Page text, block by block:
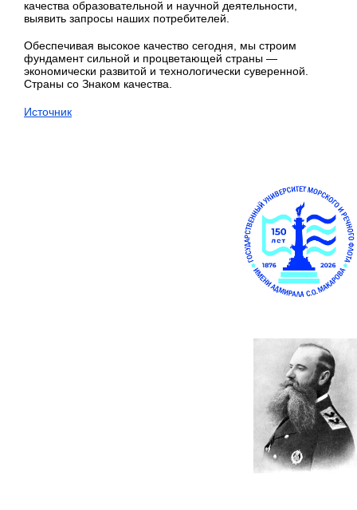
качества образовательной и научной деятельности,
выявить запросы наших потребителей.
Обеспечивая высокое качество сегодня, мы строим
фундамент сильной и процветающей страны —
экономически развитой и технологически суверенной.
Страны со Знаком качества.
Источник